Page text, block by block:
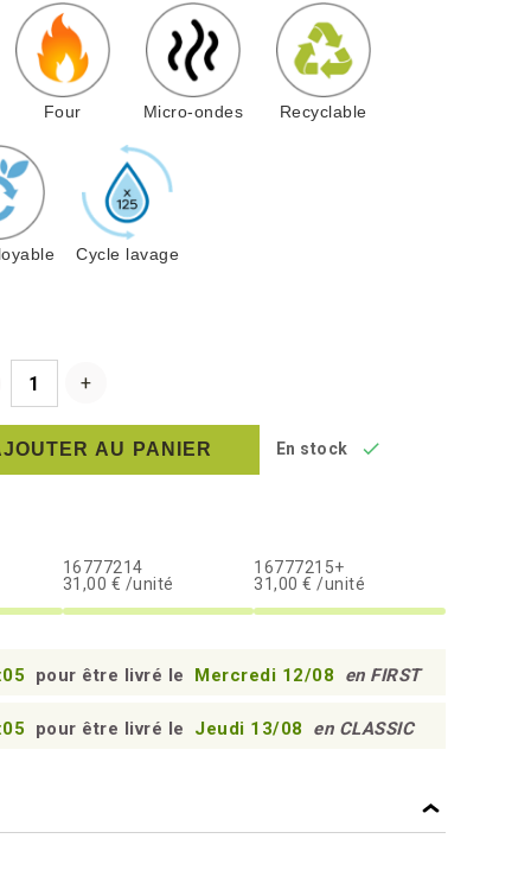
Four Micro-ondes Recyclable
Cycle lavage
AU PANIER En stock 
16777214
31,00 € /unité
16777215+
31,00 € /unité
pour être livré le Mercredi 12/08 en FIRST
pour être livré le Jeudi 13/08 en CLASSIC